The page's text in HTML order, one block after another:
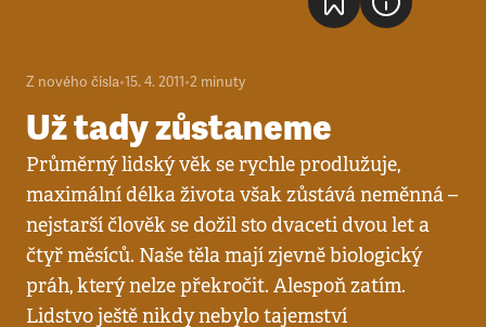
Z nového čísla•15. 4. 2011•2 minuty
Už tady zůstaneme
Průměrný lidský věk se rychle prodlužuje,
maximální délka života však zůstává neměnná –
nejstarší člověk se dožil sto dvaceti dvou let a
čtyř měsíců. Naše těla mají zjevně biologický
práh, který nelze překročit. Alespoň zatím.
Lidstvo ještě nikdy nebylo tajemství